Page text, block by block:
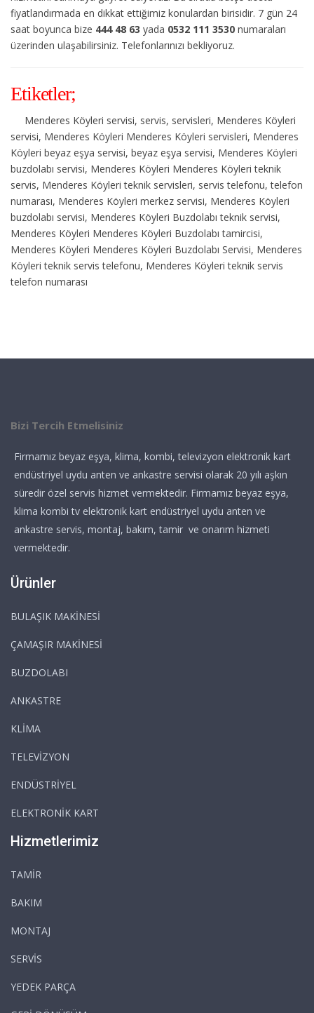
fiyatlandırmada en dikkat ettiğimiz konulardan birisidir. 7 gün 24
saat boyunca bize 444 48 63 yada 0532 111 3530 numaraları
üzerinden ulaşabilirsiniz. Telefonlarınızı bekliyoruz.
Etiketler;
Menderes Köyleri servisi, servis, servisleri, Menderes Köyleri
servisi, Menderes Köyleri Menderes Köyleri servisleri, Menderes
Köyleri beyaz eşya servisi, beyaz eşya servisi, Menderes Köyleri
buzdolabı servisi, Menderes Köyleri Menderes Köyleri teknik
servis, Menderes Köyleri teknik servisleri, servis telefonu, telefon
numarası, Menderes Köyleri merkez servisi, Menderes Köyleri
buzdolabı servisi, Menderes Köyleri Buzdolabı teknik servisi,
Menderes Köyleri Menderes Köyleri Buzdolabı tamircisi,
Menderes Köyleri Menderes Köyleri Buzdolabı Servisi, Menderes
Köyleri teknik servis telefonu, Menderes Köyleri teknik servis
telefon numarası
Bizi Tercih Etmelisiniz
Firmamız beyaz eşya, klima, kombi, televizyon elektronik kart
endüstriyel uydu anten ve ankastre servisi olarak 20 yılı aşkın
süredir özel servis hizmet vermektedir. Firmamız beyaz eşya,
klima kombi tv elektronik kart endüstriyel uydu anten ve
ankastre servis, montaj, bakım, tamir ve onarım hizmeti
vermektedir.
Ürünler
BULAŞIK MAKİNESİ
ÇAMAŞIR MAKİNESİ
BUZDOLABI
ANKASTRE
KLİMA
TELEVİZYON
ENDÜSTRİYEL
ELEKTRONİK KART
Hizmetlerimiz
TAMİR
BAKIM
MONTAJ
SERVİS
YEDEK PARÇA